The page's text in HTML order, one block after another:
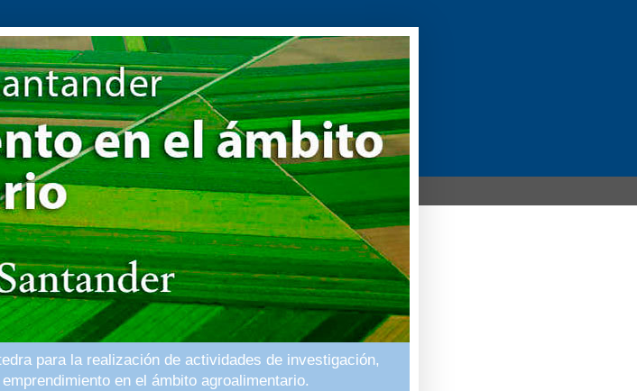
para la realización de actividades de investigación,
en el ámbito agroalimentario.